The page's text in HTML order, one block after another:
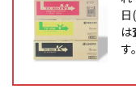
は
す。